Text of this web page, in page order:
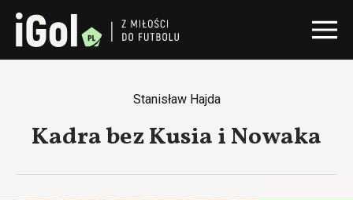
Stanisław Hajda
Kadra bez Kusia i Nowaka